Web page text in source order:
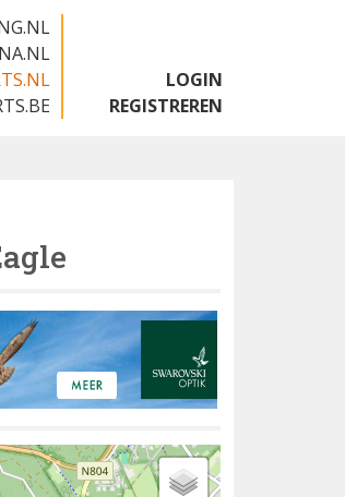
LOGIN
REGISTREREN